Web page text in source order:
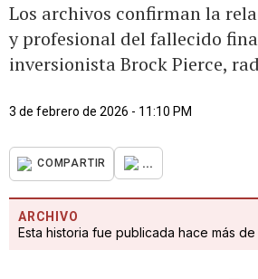
Los archivos confirman la
y profesional del fallecido
inversionista Brock Pierce,
3 de febrero de 2026 - 11:10 PM
COMPARTIR ...
ARCHIVO
Esta historia fue publicada hace más de